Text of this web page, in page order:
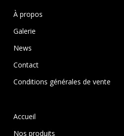
À propos
Galerie
News
Contact
Conditions générales de vente
Accueil
Nos produits